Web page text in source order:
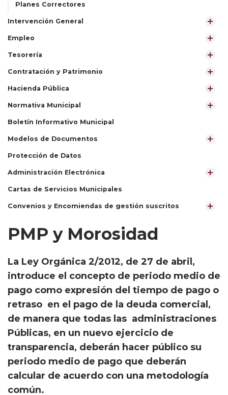
Planes Correctores
Intervención General
Empleo
Tesorería
Contratación y Patrimonio
Hacienda Pública
Normativa Municipal
Boletín Informativo Municipal
Modelos de Documentos
Protección de Datos
Administración Electrónica
Cartas de Servicios Municipales
Convenios y Encomiendas de gestión suscritos
PMP y Morosidad
​La Ley Orgánica 2/2012, de 27 de abril,
introduce el concepto de periodo medio de
pago como expresión del tiempo de pago o
retraso en el pago de la deuda comercial,
de manera que todas las administraciones
Públicas, en un nuevo ejercicio de
transparencia, deberán hacer público su
periodo medio de pago que deberán
calcular de acuerdo con una metodología
común.